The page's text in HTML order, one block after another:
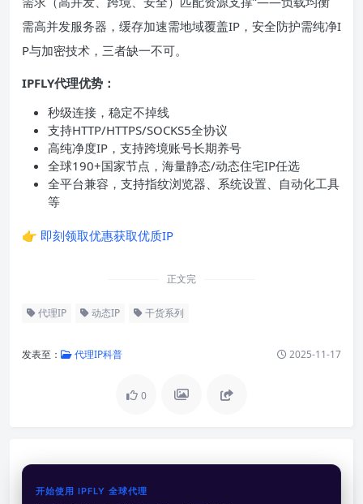
需高并发服务器，缓存加速需地域覆盖IP，安全防护需纯净I
P与加密技术，三者缺一不可。
IPFLY代理优势：
秒级连接，稳定不掉线
支持HTTP/HTTPS/SOCKS5全协议
高纯净度IP，支持跨境账号长期养号
全球190+国家节点，海量静态/动态住宅IP任选
全平台兼容，支持指纹浏览器、系统设置、自动化工具
等
👉 即刻领取优惠获取优质IP
正文完
代理IP 动态IP 干货系列
发表至： 代理IP科普 2025-11-17
0
开始使用 IPFLY 全球代理